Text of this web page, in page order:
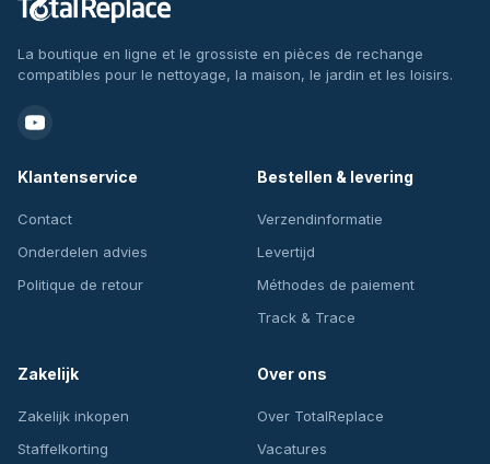
La boutique en ligne et le grossiste en pièces de rechange
compatibles pour le nettoyage, la maison, le jardin et les loisirs.
Klantenservice
Contact
Onderdelen advies
Politique de retour
Bestellen & levering
Verzendinformatie
Levertijd
Méthodes de paiement
Track & Trace
Zakelijk
Zakelijk inkopen
Staffelkorting
Over ons
Over TotalReplace
Vacatures